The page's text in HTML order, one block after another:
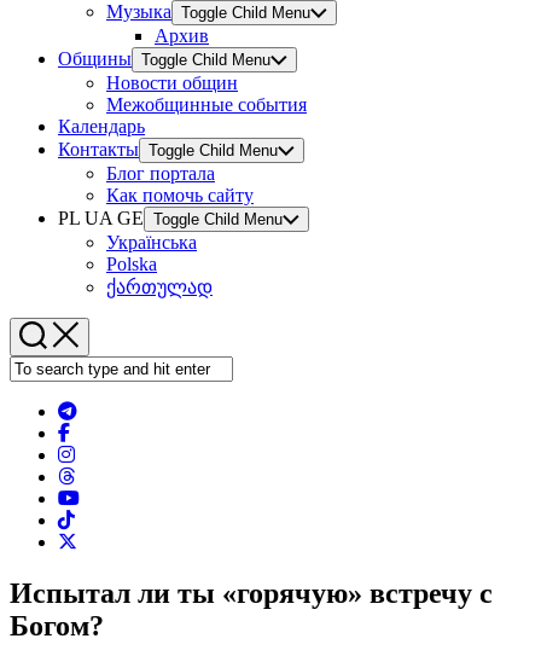
Музыка Toggle Child Menu
Архив
Общины Toggle Child Menu
Новости общин
Межобщинные события
Календарь
Контакты Toggle Child Menu
Блог портала
Как помочь сайту
PL UA GE Toggle Child Menu
Українська
Polska
ქართულად
Испытал ли ты «горячую» встречу с
Богом?